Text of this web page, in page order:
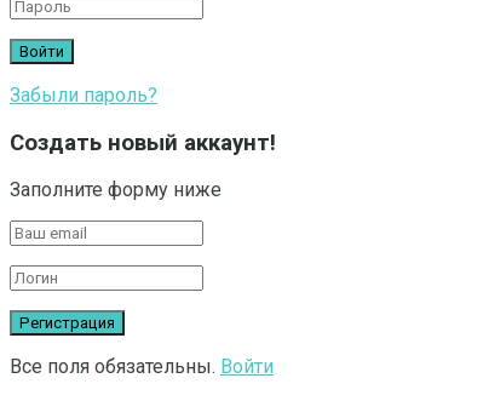
Забыли пароль?
Создать новый аккаунт!
Заполните форму ниже
Все поля обязательны. Войти